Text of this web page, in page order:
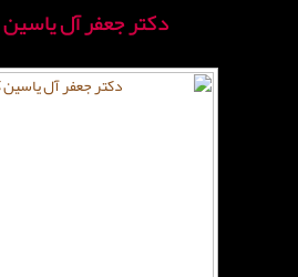
جعفر آل یاسین کاظمینی